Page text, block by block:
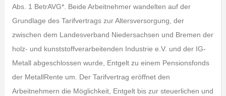
Abs. 1 BetrAVG*. Beide Arbeitnehmer wandelten auf der
Grundlage des Tarifvertrags zur Altersversorgung, der
zwischen dem Landesverband Niedersachsen und Bremen der
holz- und kunststoffverarbeitenden Industrie e.V. und der IG-
Metall abgeschlossen wurde, Entgelt zu einem Pensionsfonds
der MetallRente um. Der Tarifvertrag eröffnet den
Arbeitnehmern die Möglichkeit, Entgelt bis zur steuerlichen und